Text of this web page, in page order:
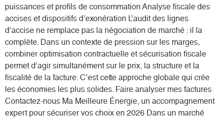
puissances et profils de consommation Analyse fiscale des
accises et dispositifs d’exonération L’audit des lignes
d’accise ne remplace pas la négociation de marché : il la
complète. Dans un contexte de pression sur les marges,
combiner optimisation contractuelle et sécurisation fiscale
permet d’agir simultanément sur le prix, la structure et la
fiscalité de la facture. C’est cette approche globale qui crée
les économies les plus solides. Faire analyser mes factures
Contactez-nous Ma Meilleure Énergie, un accompagnement
expert pour sécuriser vos choix en 2026 Dans un marché